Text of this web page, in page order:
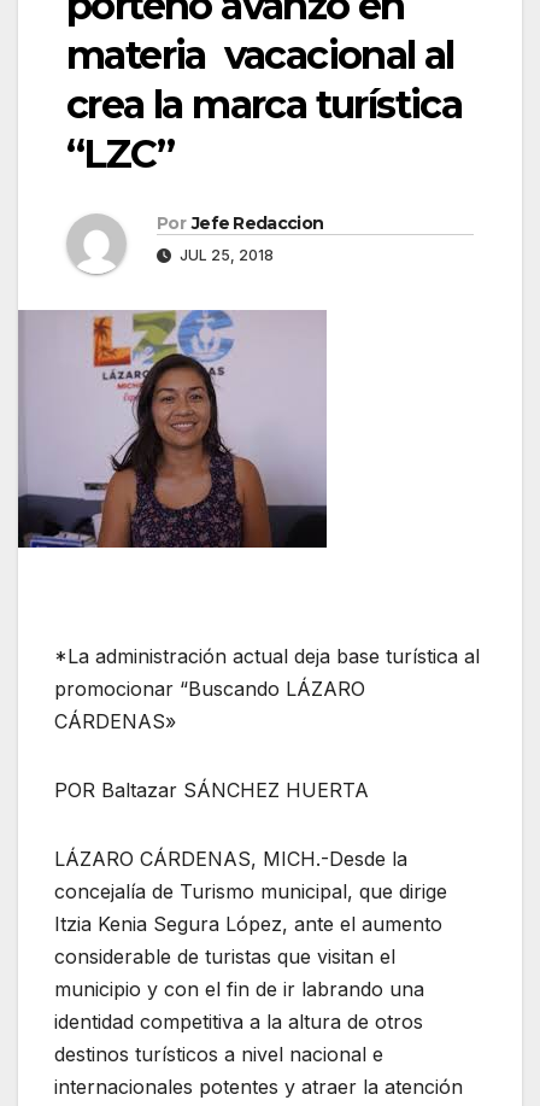
materia vacacional al
crea la marca turística
“LZC”
Por Jefe Redaccion
JUL 25, 2018
*La administración actual deja base turística al
promocionar “Buscando LÁZARO
CÁRDENAS»
POR Baltazar SÁNCHEZ HUERTA
LÁZARO CÁRDENAS, MICH.-Desde la
concejalía de Turismo municipal, que dirige
Itzia Kenia Segura López, ante el aumento
considerable de turistas que visitan el
municipio y con el fin de ir labrando una
identidad competitiva a la altura de otros
destinos turísticos a nivel nacional e
internacionales potentes y atraer la atención